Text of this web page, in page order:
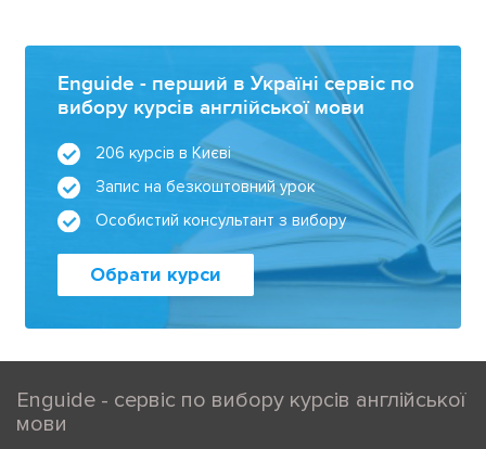
Enguide - перший в Україні сервіс по
вибору курсів англійської мови
206 курсів в Києві
Запис на безкоштовний урок
Особистий консультант з вибору
Обрати курси
Enguide - сервіс по вибору курсів англійської
мови